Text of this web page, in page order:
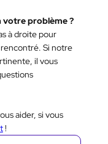
votre problème ?
à droite pour
Si notre
il vous
aider, si vous
!